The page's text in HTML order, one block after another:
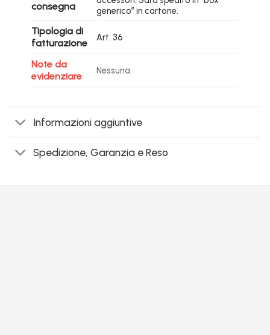
consegna
generico” in cartone.
Tipologia di
fatturazione
Art. 36
Note da
evidenziare
Nessuna.
Informazioni aggiuntive
Spedizione, Garanzia e Reso